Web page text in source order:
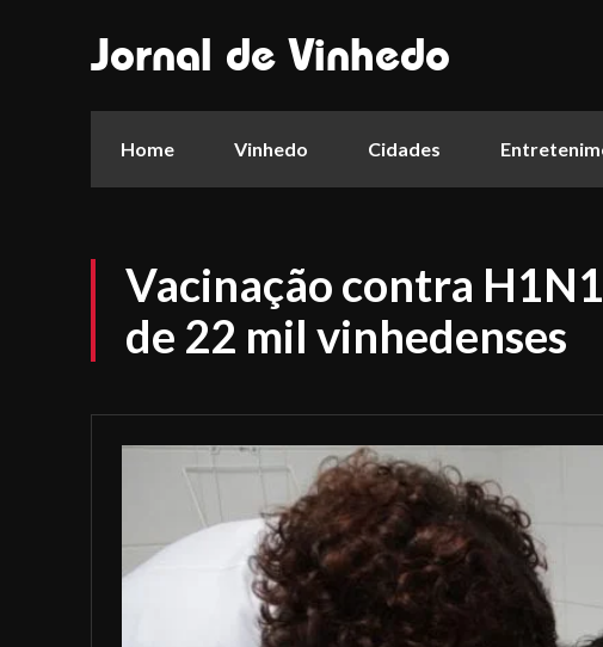
Jornal de Vinhedo
Home Vinhedo Cidades
Vacinação contra
de 22 mil vinhedenses